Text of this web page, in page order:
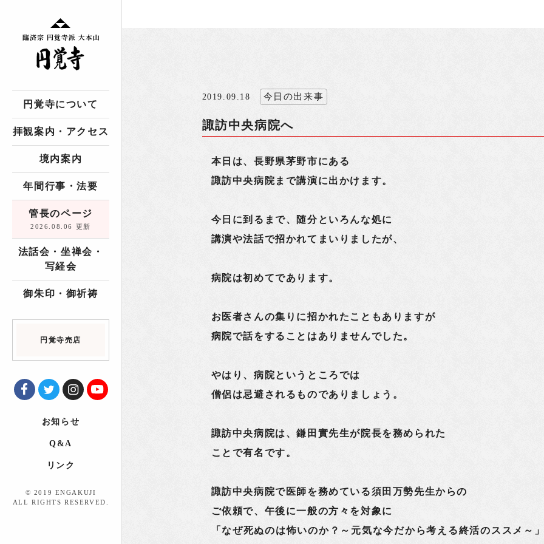
円覚寺について
拝観案内・アクセス
境内案内
年間行事・法要
管長のページ
2026.08.06 更新
法話会・坐禅会・
写経会
御朱印・御祈祷
円覚寺売店
お知らせ
Q&A
リンク
© 2019 ENGAKUJI
ALL RIGHTS RESERVED.
2019.09.18 今日の出来事
諏訪中央病院へ
本日は、長野県茅野市にある
諏訪中央病院まで講演に出かけます。
今日に到るまで、随分といろんな処に
講演や法話で招かれてまいりましたが、
病院は初めてであります。
お医者さんの集りに招かれたこともありますが
病院で話をすることはありませんでした。
やはり、病院というところでは
僧侶は忌避されるものでありましょう。
諏訪中央病院は、鎌田實先生が院長を務められた
ことで有名です。
諏訪中央病院で医師を務めている須田万勢先生からの
ご依頼で、午後に一般の方々を対象に
「なぜ死ぬのは怖いのか？～元気な今だから考える終活のススメ～